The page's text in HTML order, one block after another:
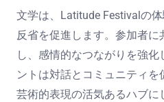
文学は、Latitude Festivalの
反省を促進します。参加者
し、感情的なつながりを強
ントは対話とコミュニティ
芸術的表現の活気あるハブに